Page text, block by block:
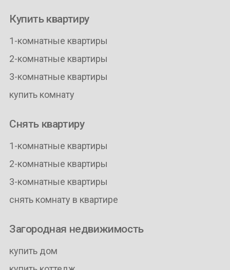
Купить квартиру
1-комнатные квартиры
2-комнатные квартиры
3-комнатные квартиры
купить комнату
Снять квартиру
1-комнатные квартиры
2-комнатные квартиры
3-комнатные квартиры
снять комнату в квартире
Загородная недвижимость
купить дом